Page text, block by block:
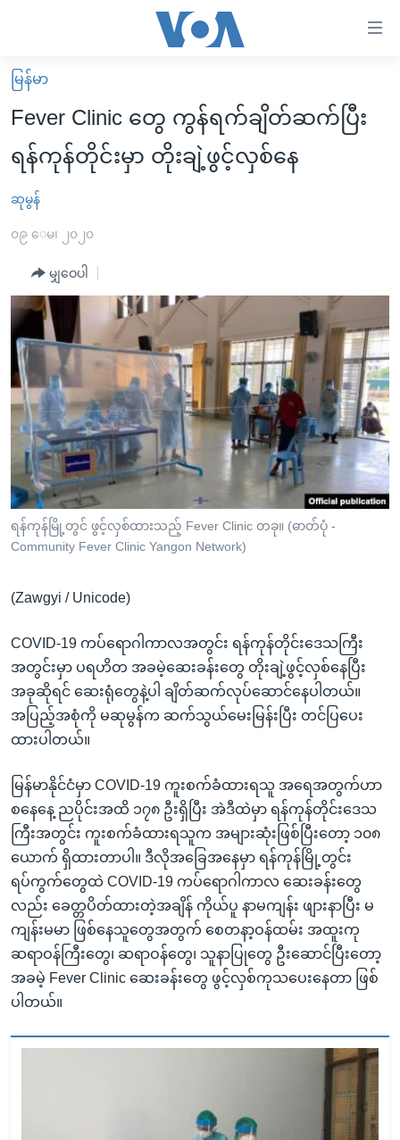
လွယ်ကူ
စေ
သည့်
Link
များ
ပင်မ
ကျော်
ကြည့်
ပင်မ
အ
ညွန်း
စာမျက်နှာ
ကျော်
ကြည့်
ရန်
ရန်
သို့
ကျော်
ရန်
မူလစာမျက်နှာ
မြန်မာ
ကမ္ဘာ့သတင်းများ
နိုင်ငံတကာ
အစ္စရေး-ပါလက်စတိုင်း
ဗွီဒီယို
အင်္ဂလိပ်စာလေ့လာမယ်
အမေရိကန်သုံးအီဒီယံ
မကြေးမုံရဲ့ အင်္ဂလိပ်စာ
ရုပ်ရှင်ထဲက အင်္ဂလိပ်စာ
သုတပဒေသာ အင်္ဂလိပ်စာ
အပတ်စဉ်ကဏ္ဍများ
ရေဒီယို
တီဗွီ
ရေဒီယိုနှင့်ရုပ်သံ အချက်အလက်များ
ရေဒီယို/တီဗွီအစီအစဉ်
Learning English
ဗွီအိုအေ လူမှုကွန်ယက်များ
မြန်မာ
Fever Clinic တွေ ကွန်ရက်ချိတ်ဆက်ပြီး
ရန်ကုန်တိုင်းမှာ တိုးချဲ့ဖွင့်လှစ်နေ
ဆုမွန်
၀၉ ေမ၊ ၂၀၂၀
မျှဝေပါ
ရန်ကုန်မြို့တွင် ဖွင့်လှစ်ထားသည့် Fever Clinic တခု။ (ဓာတ်ပုံ -
Community Fever Clinic Yangon Network)
(Zawgyi / Unicode)
COVID-19 ကပ်ရောဂါကာလအတွင်း ရန်ကုန်တိုင်းဒေသကြီး
အတွင်းမှာ ပရဟိတ အခမဲ့ဆေးခန်းတွေ တိုးချဲ့ဖွင့်လှစ်နေပြီး
အခုဆိုရင် ဆေးရုံတွေနဲ့ပါ ချိတ်ဆက်လုပ်ဆောင်နေပါတယ်။
အပြည့်အစုံကို မဆုမွန်က ဆက်သွယ်မေးမြန်းပြီး တင်ပြပေး
ထားပါတယ်။
မြန်မာနိုင်ငံမှာ COVID-19 ကူးစက်ခံထားရသူ အရေအတွက်ဟာ
စနေနေ့ ညပိုင်းအထိ ၁၇၈ ဦးရှိပြီး အဲဒီထဲမှာ ရန်ကုန်တိုင်းဒေသ
ကြီးအတွင်း ကူးစက်ခံထားရသူက အများဆုံးဖြစ်ပြီးတော့ ၁၀၈
ယောက် ရှိထားတာပါ။ ဒီလိုအခြေအနေမှာ ရန်ကုန်မြို့တွင်း
ရပ်ကွက်တွေထဲ COVID-19 ကပ်ရောဂါကာလ ဆေးခန်းတွေ
လည်း ခေတ္တပိတ်ထားတဲ့အချိန် ကိုယ်ပူ နာမကျန်း ဖျားနာပြီး မ
ကျန်းမမာ ဖြစ်နေသူတွေအတွက် စေတနာ့ဝန်ထမ်း အထူးကု
ဆရာဝန်ကြီးတွေ၊ ဆရာဝန်တွေ၊ သူနာပြုတွေ ဦးဆောင်ပြီးတော့
အခမဲ့ Fever Clinic ဆေးခန်းတွေ ဖွင့်လှစ်ကုသပေးနေတာ ဖြစ်
ပါတယ်။